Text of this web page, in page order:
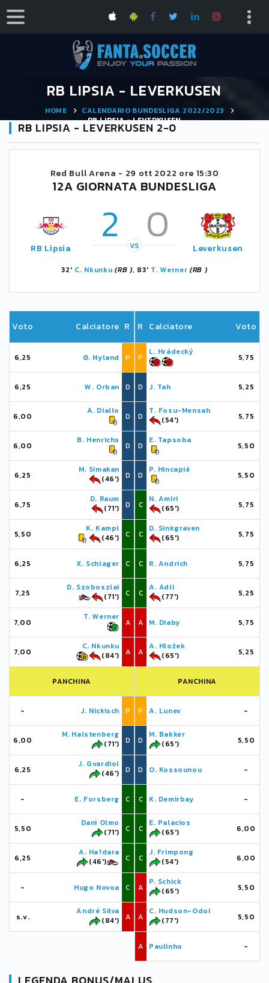
RB LIPSIA - LEVERKUSEN
HOME
CALENDARIO BUNDESLIGA 2022/2023
RB LIPSIA - LEVERKUSEN
RB LIPSIA - LEVERKUSEN 2-0
Red Bull Arena - 29 ott 2022 ore 15:30
12A GIORNATA BUNDESLIGA
RB Lipsia 2 0
VS Leverkusen
32' C. Nkunku (RB ), 83' T. Werner (RB )
Voto Calciatore R
6,25 Ø. Nyland P
6,25 W. Orban D
6,00
A. Diallo
D
6,00
B. Henrichs
D
6,25
M. Simakan
(46')
D
6,75
D. Raum
(71')
D
5,50
K. Kampl
(46')
C
6,25 X. Schlager C
7,25
D. Szoboszlai
(71')
C
7,00
T. Werner
A
7,00
C. Nkunku
(84')
A
PANCHINA
- J. Nickisch P
6,00
M. Halstenberg
(71')
D
6,25
J. Gvardiol
(46')
D
- E. Forsberg C
5,50
Dani Olmo
(71')
C
6,25
A. Haïdara
(46')
C
- Hugo Novoa C
s.v.
André Silva
(84')
A
R Calciatore Voto
P
L. Hrádecký
5,75
D J. Tah 5,25
D
T. Fosu-Mensah
(54')
5,75
D
E. Tapsoba
5,50
D
P. Hincapié
5,50
C
N. Amiri
(65')
5,75
C
D. Sinkgraven
(65')
5,75
C R. Andrich 5,75
C
A. Adli
(77')
5,25
A M. Diaby 5,75
A
A. Hložek
(65')
5,25
PANCHINA
P A. Lunev -
D
M. Bakker
(65')
5,50
D O. Kossounou -
C K. Demirbay -
C
E. Palacios
(65')
6,00
C
J. Frimpong
(54')
6,00
A
P. Schick
(65')
5,50
A
C. Hudson-Odoi
(77')
5,50
A Paulinho -